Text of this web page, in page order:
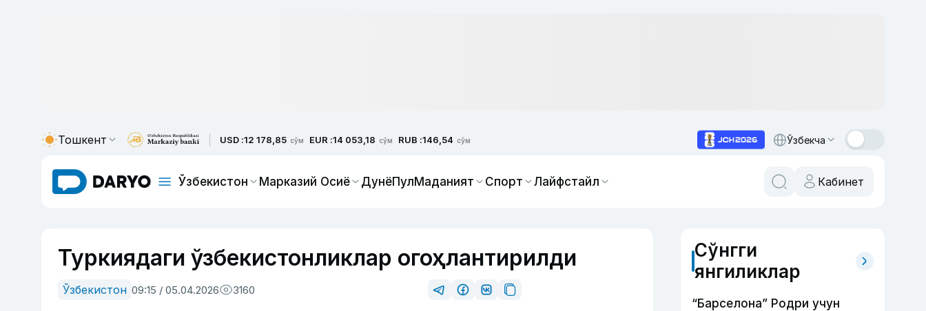
Тошкент USD :12 178,85 сўм EUR :14 053,18 сўм RUB :146,54 сўм Ўзбекча
Ўзбекистон Марказий Осиё ДунёПулМаданият Спорт Лайфстайл Кабинет
Туркиядаги ўзбекистонликлар огоҳлантирилди
Ўзбекистон 09:15 / 05.04.2026 3160
Сўнгги
янгиликлар
“Барселона” Родри учун